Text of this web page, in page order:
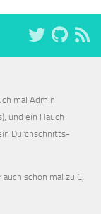
mal Admin
und ein Hauch
Durchschnitts-
schon mal zu C,